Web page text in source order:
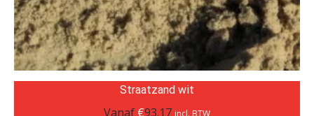
Straatzand wit
Vanaf €93.17 incl. BTW